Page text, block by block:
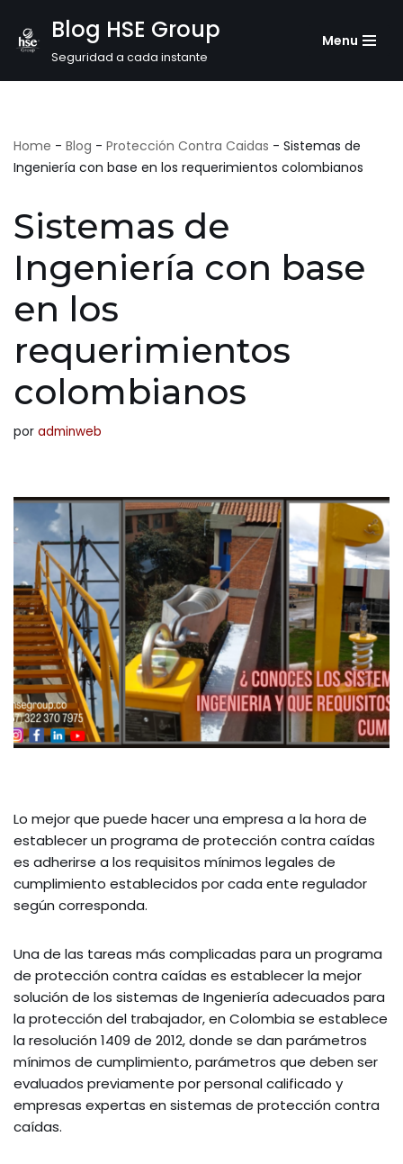
Saltar
Blog HSE Group
Seguridad a cada instante
Menu
Home - Blog - Protección Contra Caidas - Sistemas de
Ingeniería con base en los requerimientos colombianos
Sistemas de
Ingeniería con base
en los
requerimientos
colombianos
por adminweb
Lo mejor que puede hacer una empresa a la hora de
establecer un programa de protección contra caídas
es adherirse a los requisitos mínimos legales de
cumplimiento establecidos por cada ente regulador
según corresponda.
Una de las tareas más complicadas para un programa
de protección contra caídas es establecer la mejor
solución de los sistemas de Ingeniería adecuados para
la protección del trabajador, en Colombia se establece
la resolución 1409 de 2012, donde se dan parámetros
mínimos de cumplimiento, parámetros que deben ser
evaluados previamente por personal calificado y
empresas expertas en sistemas de protección contra
caídas.